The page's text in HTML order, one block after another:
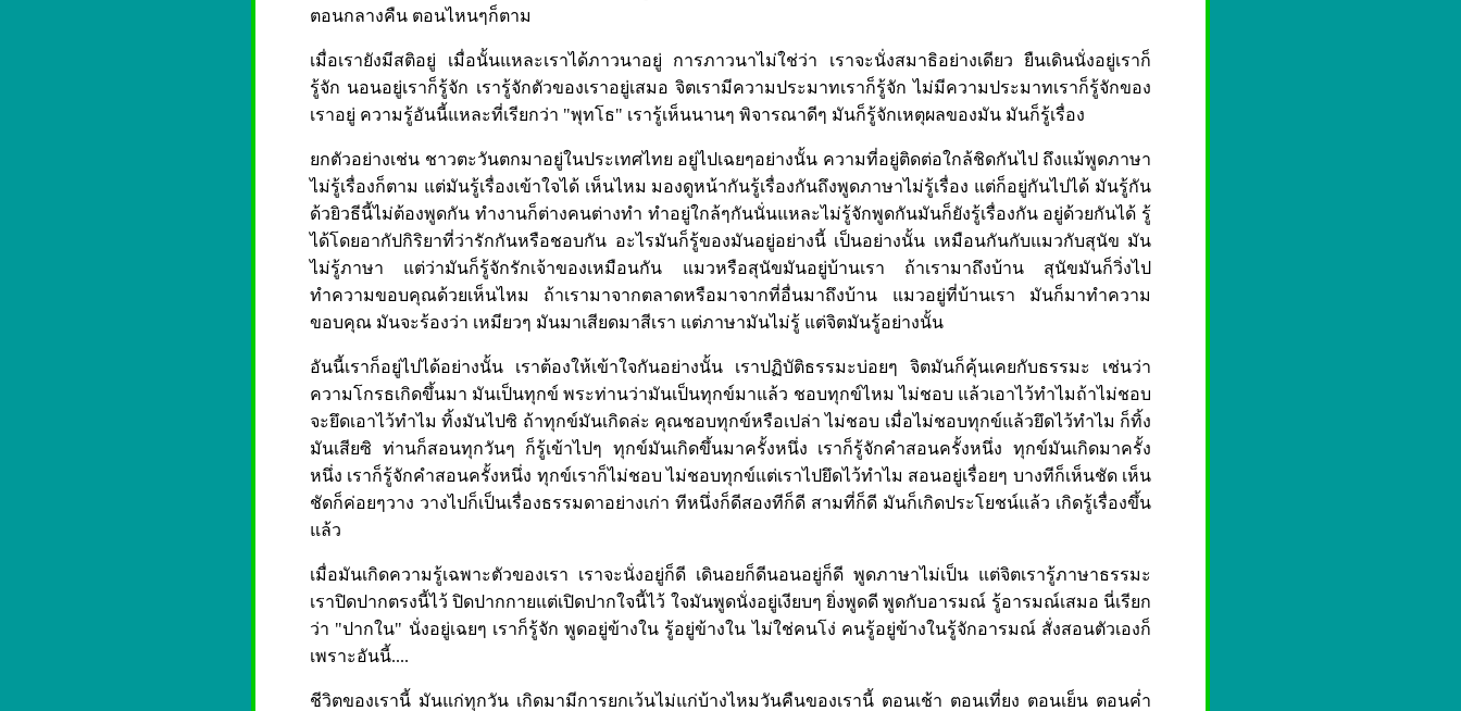
ตอนกลางคืน ตอนไหนๆก็ตาม
เมื่อเรายังมีสติอยู่ เมื่อนั้นแหละเราได้ภาวนาอยู่ การภาวนาไม่ใช่ว่า เราจะนั่งสมาธิอย่างเดียว ยืนเดินนั่งอยู่เราก็
รู้จัก นอนอยู่เราก็รู้จัก เรารู้จักตัวของเราอยู่เสมอ จิตเรามีความประมาทเราก็รู้จัก ไม่มีความประมาทเราก็รู้จักของ
เราอยู่ ความรู้อันนี้แหละที่เรียกว่า "พุทโธ" เรารู้เห็นนานๆ พิจารณาดีๆ มันก็รู้จักเหตุผลของมัน มันก็รู้เรื่อง
ยกตัวอย่างเช่น ชาวตะวันตกมาอยู่ในประเทศไทย อยู่ไปเฉยๆอย่างนั้น ความที่อยู่ติดต่อใกล้ชิดกันไป ถึงแม้พูดภาษา
ไม่รู้เรื่องก็ตาม แต่มันรู้เรื่องเข้าใจได้ เห็นไหม มองดูหน้ากันรู้เรื่องกันถึงพูดภาษาไม่รู้เรื่อง แต่ก็อยู่กันไปได้ มันรู้กัน
ด้วยิวธีนี้ไม่ต้องพูดกัน ทำงานก็ต่างคนต่างทำ ทำอยู่ใกล้ๆกันนั่นแหละไม่รู้จักพูดกันมันก็ยังรู้เรื่องกัน อยู่ด้วยกันได้ รู้
ได้โดยอากัปกิริยาที่ว่ารักกันหรือชอบกัน อะไรมันก็รู้ของมันอยู่อย่างนี้ เป็นอย่างนั้น เหมือนกันกับแมวกับสุนัข มัน
ไม่รู้ภาษา แต่ว่ามันก็รู้จักรักเจ้าของเหมือนกัน แมวหรือสุนัขมันอยู่บ้านเรา ถ้าเรามาถึงบ้าน สุนัขมันก็วิ่งไป
ทำความขอบคุณด้วยเห็นไหม ถ้าเรามาจากตลาดหรือมาจากที่อื่นมาถึงบ้าน แมวอยู่ที่บ้านเรา มันก็มาทำความ
ขอบคุณ มันจะร้องว่า เหมียวๆ มันมาเสียดมาสีเรา แต่ภาษามันไม่รู้ แต่จิตมันรู้อย่างนั้น
อันนี้เราก็อยู่ไปได้อย่างนั้น เราต้องให้เข้าใจกันอย่างนั้น เราปฏิบัติธรรมะบ่อยๆ จิตมันก็คุ้นเคยกับธรรมะ เช่นว่า
ความโกรธเกิดขึ้นมา มันเป็นทุกข์ พระท่านว่ามันเป็นทุกข์มาแล้ว ชอบทุกข์ไหม ไม่ชอบ แล้วเอาไว้ทำไมถ้าไม่ชอบ
จะยึดเอาไว้ทำไม ทิ้งมันไปซิ ถ้าทุกข์มันเกิดล่ะ คุณชอบทุกข์หรือเปล่า ไม่ชอบ เมื่อไม่ชอบทุกข์แล้วยึดไว้ทำไม ก็ทิ้ง
มันเสียซิ ท่านก็สอนทุกวันๆ ก็รู้เข้าไปๆ ทุกข์มันเกิดขึ้นมาครั้งหนึ่ง เราก็รู้จักคำสอนครั้งหนึ่ง ทุกข์มันเกิดมาครั้ง
หนึ่ง เราก็รู้จักคำสอนครั้งหนึ่ง ทุกข์เราก็ไม่ชอบ ไม่ชอบทุกข์แต่เราไปยึดไว้ทำไม สอนอยู่เรื่อยๆ บางทีก็เห็นชัด เห็น
ชัดก็ค่อยๆวาง วางไปก็เป็นเรื่องธรรมดาอย่างเก่า ทีหนึ่งก็ดีสองทีก็ดี สามที่ก็ดี มันก็เกิดประโยชน์แล้ว เกิดรู้เรื่องขึ้น
แล้ว
เมื่อมันเกิดความรู้เฉพาะตัวของเรา เราจะนั่งอยู่ก็ดี เดินอยก็ดีนอนอยู่ก็ดี พูดภาษาไม่เป็น แต่จิตเรารู้ภาษาธรรมะ
เราปิดปากตรงนี้ไว้ ปิดปากกายแต่เปิดปากใจนี้ไว้ ใจมันพูดนั่งอยู่เงียบๆ ยิ่งพูดดี พูดกับอารมณ์ รู้อารมณ์เสมอ นี่เรียก
ว่า "ปากใน" นั่งอยู่เฉยๆ เราก็รู้จัก พูดอยู่ข้างใน รู้อยู่ข้างใน ไม่ใช่คนโง่ คนรู้อยู่ข้างในรู้จักอารมณ์ สั่งสอนตัวเองก็
เพราะอันนี้....
ชีวิตของเรานี้ มันแก่ทุกวัน เกิดมามีการยกเว้นไม่แก่บ้างไหมวันคืนของเรานี้ ตอนเช้า ตอนเที่ยง ตอนเย็น ตอนค่ำ